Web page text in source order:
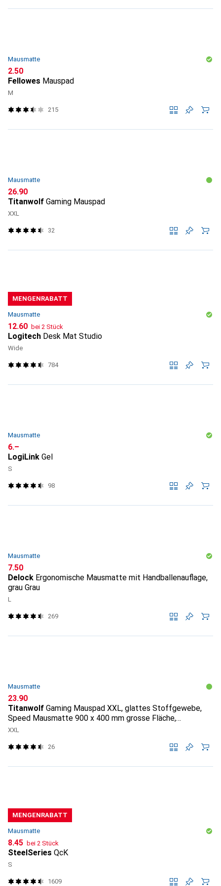
Mausmatte
CHF
2.50
Fellowes Mauspad
M
215
Mausmatte
CHF
26.90
Titanwolf Gaming Mauspad
XXL
32
MENGENRABATT
Mausmatte
CHF
12.60 bei 2 Stück
Logitech Desk Mat Studio
Wide
784
Mausmatte
CHF
6.–
LogiLink Gel
S
98
Mausmatte
CHF
7.50
Delock Ergonomische Mausmatte mit Handballenauflage,
grau Grau
L
269
Mausmatte
CHF
23.90
Titanwolf Gaming Mauspad XXL, glattes Stoffgewebe,
Speed Mausmatte 900 x 400 mm grosse Fläche,
Topography
XXL
26
MENGENRABATT
Mausmatte
CHF
8.45 bei 2 Stück
SteelSeries QcK
S
1609